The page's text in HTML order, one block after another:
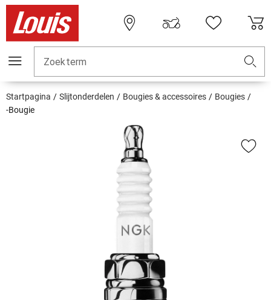
Zoekterm
Startpagina Slijtonderdelen Bougies & accessoires
Bougies
-Bougie